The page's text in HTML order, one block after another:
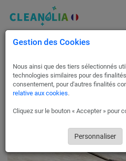
Réhabilitations structures
Rénovez vos charpentes à La
Cleanolia France
Cleanolia France vous met en
rigoureusement sélectionnés pour
de votre charpente à La Roche-sur-
Gestion des Cookies
Nous ainsi que des tiers sélectionnés
technologies similaires pour des
consentement, pour d'autres finalités
relative aux cookies.
Cliquez sur le bouton « Accepter » pour
Personnaliser